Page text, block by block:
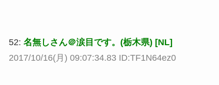
52: 名無しさん＠涙目です。(栃木県) [NL]
2017/10/16(月) 09:07:34.83 ID:TF1N64ez0